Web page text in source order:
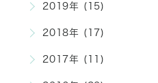
2019年 (15)
2018年 (17)
2017年 (11)